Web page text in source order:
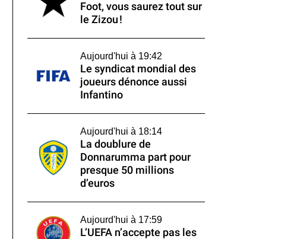
Foot, vous saurez tout sur
le Zizou !
Aujourd'hui à 19:42
Le syndicat mondial des
joueurs dénonce aussi
Infantino
Aujourd'hui à 18:14
La doublure de
Donnarumma part pour
presque 50 millions
d’euros
Aujourd'hui à 17:59
L’UEFA n’accepte pas les